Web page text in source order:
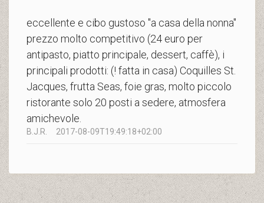
eccellente e cibo gustoso "a casa della nonna"
prezzo molto competitivo (24 euro per
antipasto, piatto principale, dessert, caffè), i
principali prodotti: (! fatta in casa) Coquilles St.
Jacques, frutta Seas, foie gras, molto piccolo
ristorante solo 20 posti a sedere, atmosfera
amichevole.
B.J.R. 2017-08-09T19:49:18+02:00